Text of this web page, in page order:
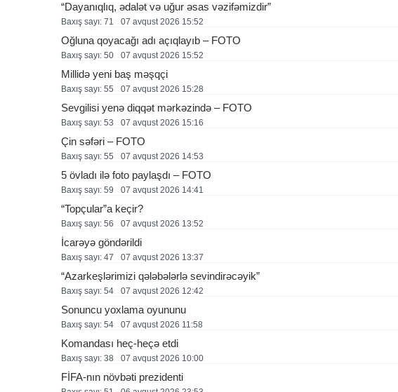
“Dayanıqlıq, ədalət və uğur əsas vəzifəmizdir”
Baxış sayı: 71 07 avqust 2026 15:52
Oğluna qoyacağı adı açıqlayıb – FOTO
Baxış sayı: 50 07 avqust 2026 15:52
Millidə yeni baş məşqçi
Baxış sayı: 55 07 avqust 2026 15:28
Sevgilisi yenə diqqət mərkəzində – FOTO
Baxış sayı: 53 07 avqust 2026 15:16
Çin səfəri – FOTO
Baxış sayı: 55 07 avqust 2026 14:53
5 övladı ilə foto paylaşdı – FOTO
Baxış sayı: 59 07 avqust 2026 14:41
“Topçular”a keçir?
Baxış sayı: 56 07 avqust 2026 13:52
İcarəyə göndərildi
Baxış sayı: 47 07 avqust 2026 13:37
“Azarkeşlərimizi qələbələrlə sevindirəcəyik”
Baxış sayı: 54 07 avqust 2026 12:42
Sonuncu yoxlama oyununu
Baxış sayı: 54 07 avqust 2026 11:58
Komandası heç-heçə etdi
Baxış sayı: 38 07 avqust 2026 10:00
FİFA-nın növbəti prezidenti